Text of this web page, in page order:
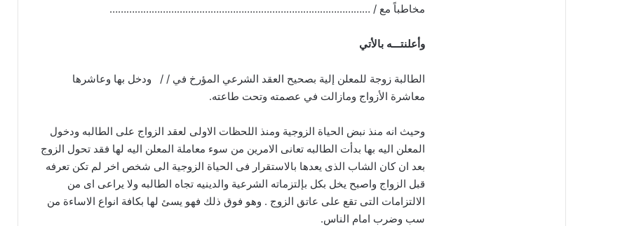
مخاطباً مع / …………………………………………………………………………………
وأعلنتـــه بالأتي
الطالبة زوجة للمعلن إلية بصحيح العقد الشرعي المؤرخ في / / ودخل بها وعاشرها
معاشرة الأزواج ومازالت في عصمته وتحت طاعته.
وحيث انه منذ نبض الحياة الزوجية ومنذ اللحظات الاولى لعقد الزواج على الطالبه ودخول
المعلن اليه بها بدأت الطالبه تعانى الامرين من سوء معاملة المعلن اليه لها فقد تحول الزوج
بعد ان كان الشاب الذى يعدها بالاستقرار فى الحياة الزوجية الى شخص اخر لم تكن تعرفه
قبل الزواج واصبح يخل بكل بإلتزماته الشرعية والدينيه تجاه الطالبه ولا يراعى اى من
الالتزامات التى تقع على عاتق الزوج . وهو فوق ذلك فهو يسئ لها بكافة انواع الاساءة من
سب وضرب امام الناس.